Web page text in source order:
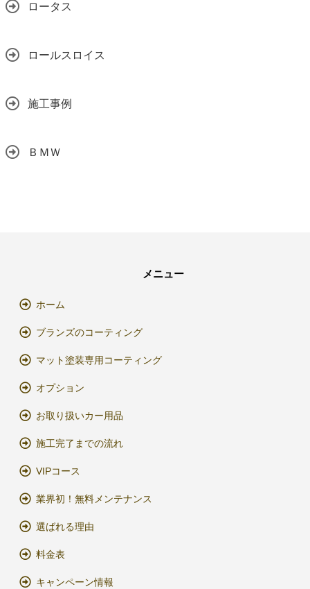
ロータス
ロールスロイス
施工事例
ＢＭＷ
メニュー
ホーム
ブランズのコーティング
マット塗装専用コーティング
オプション
お取り扱いカー用品
施工完了までの流れ
VIPコース
業界初！無料メンテナンス
選ばれる理由
料金表
キャンペーン情報